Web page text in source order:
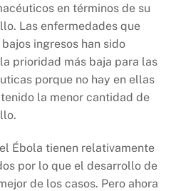
en términos de su
Las enfermedades que
ingresos han sido
prioridad más baja para las
porque no hay en ellas
la menor cantidad de
Ébola tienen relativamente
por lo que el desarrollo de
de los casos. Pero ahora